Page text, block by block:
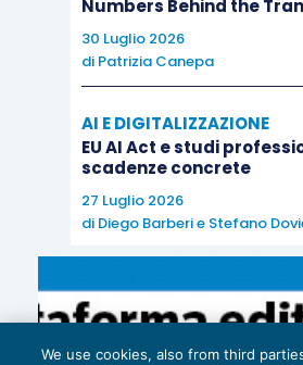
Numbers Behind the
30 Luglio 2026
di Patrizia Canepa
AI E DIGITALIZZAZIONE
EU AI Act e studi
scadenze concrete
27 Luglio 2026
di Diego Barberie Stefano
We use cookies, also from third